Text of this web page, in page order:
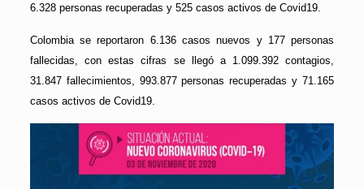
6.328 personas recuperadas y 525 casos activos de Covid19.
Colombia se reportaron 6.136 casos nuevos y 177 personas
fallecidas, con estas cifras se llegó a 1.099.392 contagios,
31.847 fallecimientos, 993.877 personas recuperadas y 71.165
casos activos de Covid19.